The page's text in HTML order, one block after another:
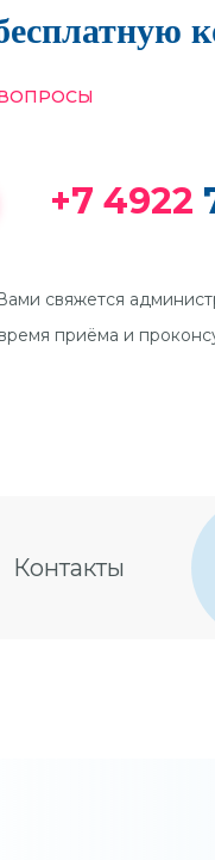
+7 4922
свяжется
приёма и
Контакты